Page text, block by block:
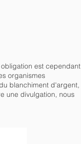
est cependant
organismes
blanchiment d'argent,
une divulgation, nous